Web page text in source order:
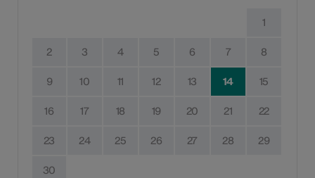
1
2 3 4 5 6 7 8
9 10 11 12 13 14 15
16 17 18 19 20 21 22
23 24 25 26 27 28 29
30